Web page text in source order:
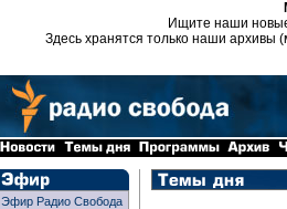
Ищите наши
Здесь хранятся только наши архивы
Эфир Радио Свобода